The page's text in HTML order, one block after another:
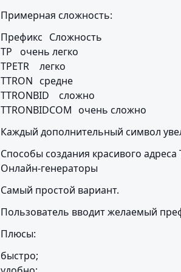
Примерная сложность:
Префикс	Сложность
TP	очень легко
TPETR	легко
TTRON	средне
TTRONBID	сложно
TTRONBIDCOM	очень сложно
Каждый дополнительный символ
Способы создания красивого адреса
Онлайн-генераторы
Самый простой вариант.
Пользователь вводит желаемый
Плюсы:
быстро;